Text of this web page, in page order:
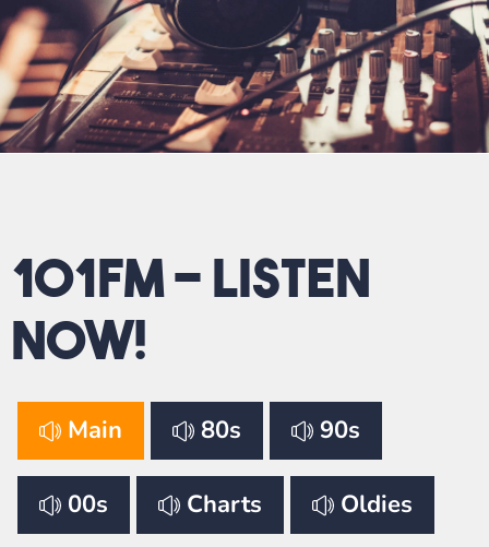
101FM - listen
now!
Main 80s 90s
00s Charts Oldies